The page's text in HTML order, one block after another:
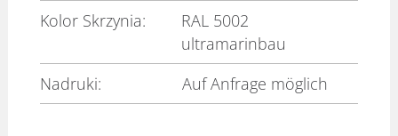
Kolor Skrzynia:
RAL 5002
ultramarinbau
Nadruki:
Auf Anfrage möglich